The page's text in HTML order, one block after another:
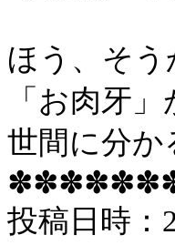
ほう、そう
「お肉牙
世間に分
投稿 日時：